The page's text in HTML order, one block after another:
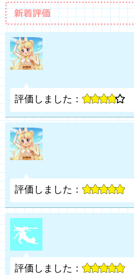
評価しました：
評価しました：
評価しました：